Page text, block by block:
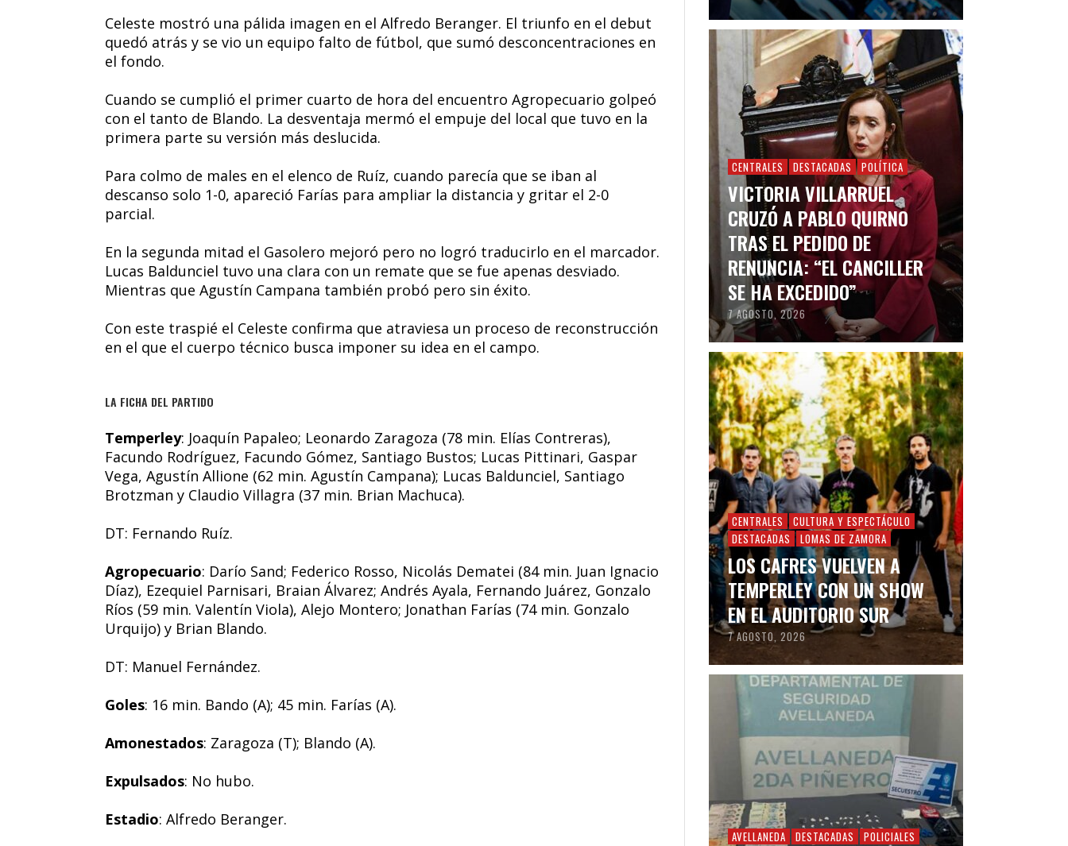
Celeste mostró una pálida imagen en el Alfredo Beranger. El triunfo en el debut
quedó atrás y se vio un equipo falto de fútbol, que sumó desconcentraciones en
el fondo.
Cuando se cumplió el primer cuarto de hora del encuentro Agropecuario golpeó
con el tanto de Blando. La desventaja mermó el empuje del local que tuvo en la
primera parte su versión más deslucida.
Para colmo de males en el elenco de Ruíz, cuando parecía que se iban al
descanso solo 1-0, apareció Farías para ampliar la distancia y gritar el 2-0
parcial.
En la segunda mitad el Gasolero mejoró pero no logró traducirlo en el marcador.
Lucas Baldunciel tuvo una clara con un remate que se fue apenas desviado.
Mientras que Agustín Campana también probó pero sin éxito.
Con este traspié el Celeste confirma que atraviesa un proceso de reconstrucción
en el que el cuerpo técnico busca imponer su idea en el campo.
LA FICHA DEL PARTIDO
Temperley: Joaquín Papaleo; Leonardo Zaragoza (78 min. Elías Contreras),
Facundo Rodríguez, Facundo Gómez, Santiago Bustos; Lucas Pittinari, Gaspar
Vega, Agustín Allione (62 min. Agustín Campana); Lucas Baldunciel, Santiago
Brotzman y Claudio Villagra (37 min. Brian Machuca).
DT: Fernando Ruíz.
Agropecuario: Darío Sand; Federico Rosso, Nicolás Dematei (84 min. Juan Ignacio
Díaz), Ezequiel Parnisari, Braian Álvarez; Andrés Ayala, Fernando Juárez, Gonzalo
Ríos (59 min. Valentín Viola), Alejo Montero; Jonathan Farías (74 min. Gonzalo
Urquijo) y Brian Blando.
DT: Manuel Fernández.
Goles: 16 min. Bando (A); 45 min. Farías (A).
Amonestados: Zaragoza (T); Blando (A).
Expulsados: No hubo.
Estadio: Alfredo Beranger.
CENTRALES DESTACADAS POLÍTICA
VICTORIA VILLARRUEL
CRUZÓ A PABLO QUIRNO
TRAS EL PEDIDO DE
RENUNCIA: “EL CANCILLER
SE HA EXCEDIDO”
7 AGOSTO, 2026
CENTRALES
CULTURA Y ESPECTÁCULO
DESTACADAS
LOMAS DE ZAMORA
LOS CAFRES VUELVEN A
TEMPERLEY CON UN SHOW
EN EL AUDITORIO SUR
7 AGOSTO, 2026
AVELLANEDA DESTACADAS POLICIALES